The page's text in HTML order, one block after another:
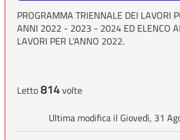
PROGRAMMA TRIENNALE DEI LAVORI
ANNI 2022 - 2023 - 2024 ED ELENCO
LAVORI PER L'ANNO 2022.
Letto814volte
Ultima modifica il Giovedì, 31